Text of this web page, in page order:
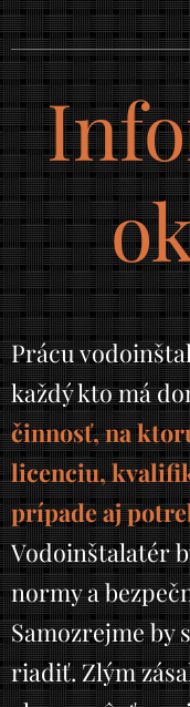
Prácu
každý kto má
činnosť, na
licenciu,
prípade aj
Vodoinštalatér
normy a
Samozrejme by
riadiť. Zlým